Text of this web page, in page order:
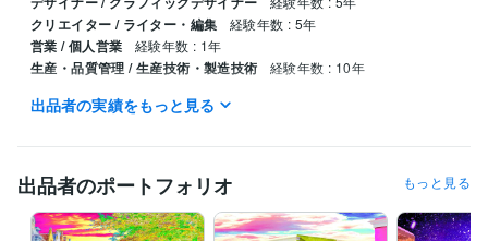
クリエイター / ライター・編集 経験年数 : 5年
営業 / 個人営業 経験年数 : 1年
生産・品質管理 / 生産技術・製造技術 経験年数 : 10年
職歴
動画編集・映像制作 画像合成、画像修正、タイトル制作、ブログ
合成画像 合成写真 タイトル制作 表紙制作
ブログ記事
アフェリエイト
ニュース記事 スチームパンク サイバーパンク 小説
出品者の実績をもっと見る
出品者のポートフォリオ もっと見る